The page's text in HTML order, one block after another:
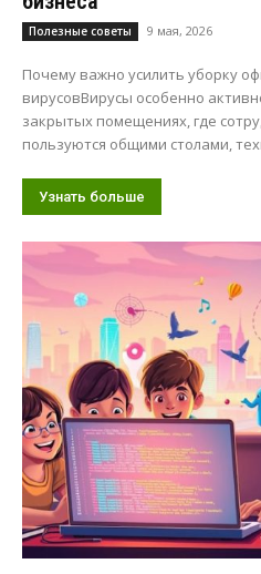
Полезные советы 9 мая, 2026
Почему важно усилить уборку
вирусовВирусы особенно
закрытых помещениях, где
пользуются общими столами,
Узнать больше